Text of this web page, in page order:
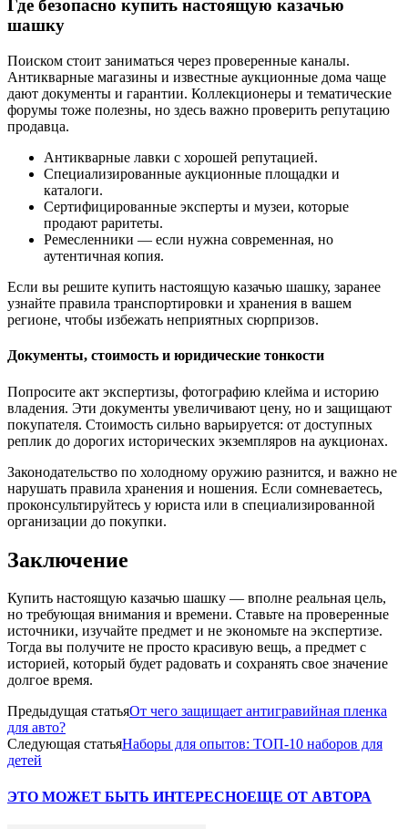
Где безопасно купить настоящую казачью
шашку
Поиском стоит заниматься через проверенные каналы.
Антикварные магазины и известные аукционные дома чаще
дают документы и гарантии. Коллекционеры и тематические
форумы тоже полезны, но здесь важно проверить репутацию
продавца.
Антикварные лавки с хорошей репутацией.
Специализированные аукционные площадки и
каталоги.
Сертифицированные эксперты и музеи, которые
продают раритеты.
Ремесленники — если нужна современная, но
аутентичная копия.
Если вы решите купить настоящую казачью шашку, заранее
узнайте правила транспортировки и хранения в вашем
регионе, чтобы избежать неприятных сюрпризов.
Документы, стоимость и юридические тонкости
Попросите акт экспертизы, фотографию клейма и историю
владения. Эти документы увеличивают цену, но и защищают
покупателя. Стоимость сильно варьируется: от доступных
реплик до дорогих исторических экземпляров на аукционах.
Законодательство по холодному оружию разнится, и важно не
нарушать правила хранения и ношения. Если сомневаетесь,
проконсультируйтесь у юриста или в специализированной
организации до покупки.
Заключение
Купить настоящую казачью шашку — вполне реальная цель,
но требующая внимания и времени. Ставьте на проверенные
источники, изучайте предмет и не экономьте на экспертизе.
Тогда вы получите не просто красивую вещь, а предмет с
историей, который будет радовать и сохранять свое значение
долгое время.
Предыдущая статьяОт чего защищает антигравийная пленка
для авто?
Следующая статьяНаборы для опытов: ТОП-10 наборов для
детей
ЭТО МОЖЕТ БЫТЬ ИНТЕРЕСНОЕЩЕ ОТ АВТОРА